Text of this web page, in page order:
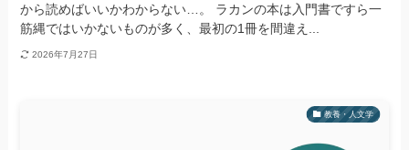
から読めばいいかわからない…。 ラカンの本は入門書ですら一
筋縄ではいかないものが多く、最初の1冊を間違え...
2026年7月27日
教養・人文学